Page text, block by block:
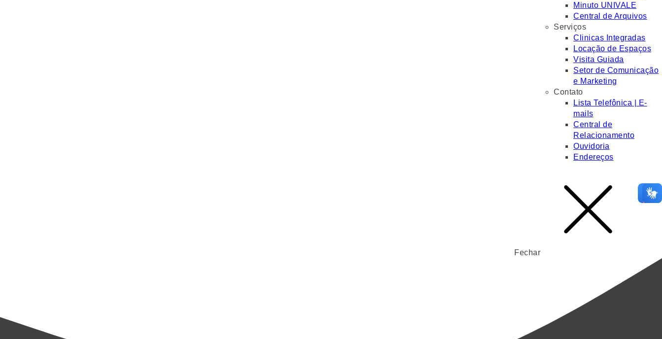
Minuto UNIVALE
Central de Arquivos
Serviços
Clinicas Integradas
Locação de Espaços
Visita Guiada
Setor de Comunicação
e Marketing
Contato
Lista Telefônica | E-
mails
Central de
Relacionamento
Ouvidoria
Endereços
Fechar